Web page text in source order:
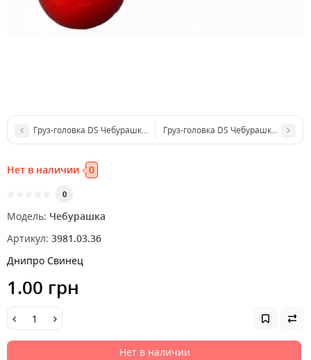
Груз-головка DS Чебурашка 30г (5шт/уп) ц:красный
Груз-головка DS Чебурашка 3г
Нет в наличии 0
0
Модель: Чебурашка
Артикул: 3981.03.36
Днипро Свинец
1.00 грн
Нет в наличии